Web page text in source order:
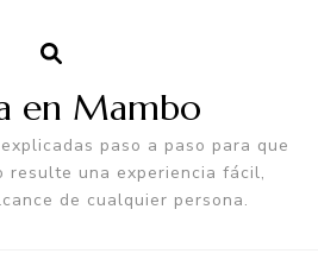
en Mambo
paso a paso para que
resulte una experiencia fácil,
de cualquier persona.